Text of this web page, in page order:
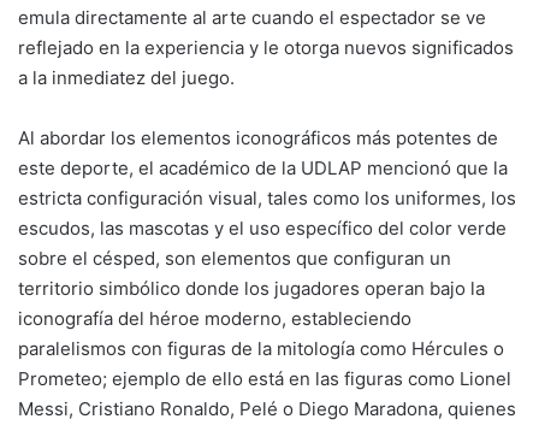
emula directamente al arte cuando el espectador se ve
reflejado en la experiencia y le otorga nuevos significados
a la inmediatez del juego.
Al abordar los elementos iconográficos más potentes de
este deporte, el académico de la UDLAP mencionó que la
estricta configuración visual, tales como los uniformes, los
escudos, las mascotas y el uso específico del color verde
sobre el césped, son elementos que configuran un
territorio simbólico donde los jugadores operan bajo la
iconografía del héroe moderno, estableciendo
paralelismos con figuras de la mitología como Hércules o
Prometeo; ejemplo de ello está en las figuras como Lionel
Messi, Cristiano Ronaldo, Pelé o Diego Maradona, quienes